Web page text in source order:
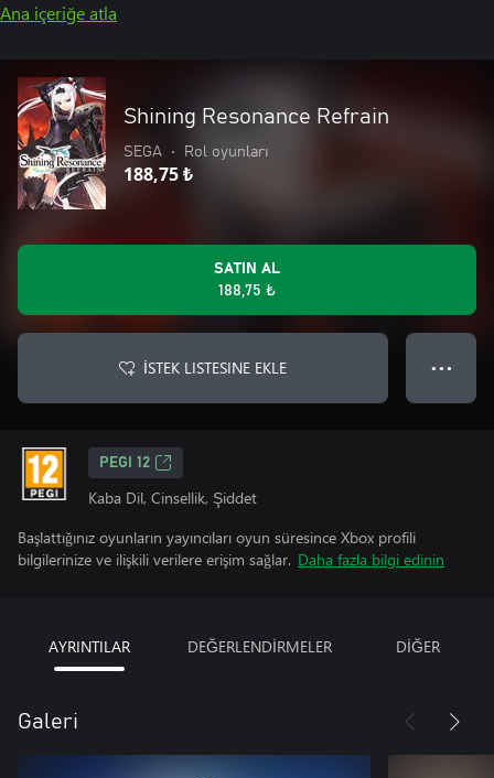
Ana içeriğe atla
Shining Resonance Refrain
SEGA • Rol oyunları
188,75 ₺
SATIN AL
188,75 ₺
İSTEK LISTESINE EKLE ● ● ●
PEGI 12
Kaba Dil, Cinsellik, Şiddet
Başlattığınız oyunların yayıncıları oyun süresince Xbox profili
bilgilerinize ve ilişkili verilere erişim sağlar. Daha fazla bilgi edinin
AYRINTILAR DEĞERLENDİRMELER DİĞER
Galeri